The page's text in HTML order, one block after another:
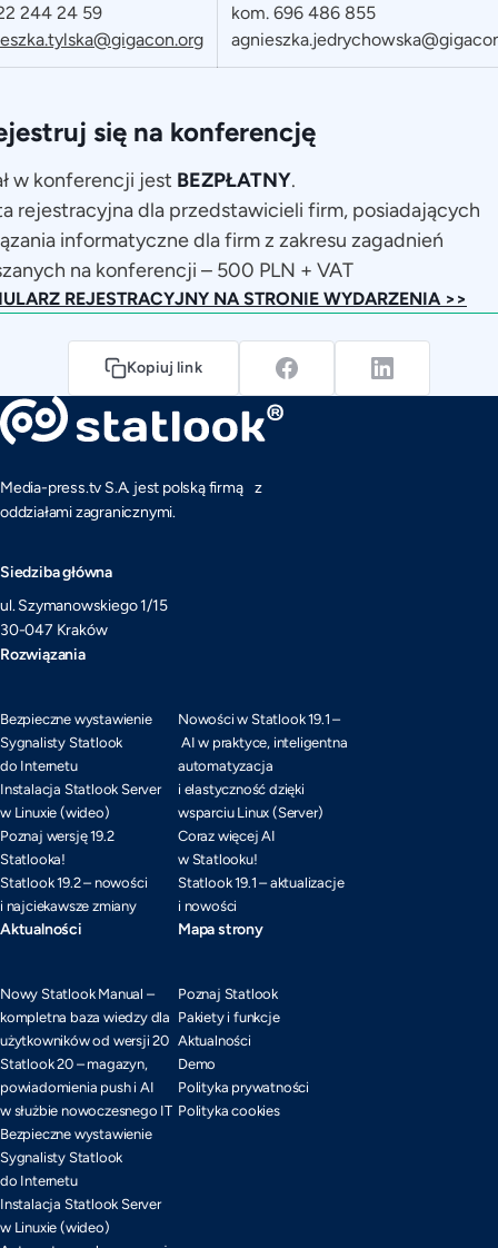
244 24 59
kom. 696 486 855
się na konferencję
w konferencji jest BEZPŁATNY.
rejestracyjna dla przedstawicieli firm, posiadających
informatyczne dla firm z zakresu zagadnień
na konferencji – 500 PLN + VAT
REJESTRACYJNY NA STRONIE WYDARZENIA >>
Kopiuj link
Media-press.tv S.A. jest polską firmą z
oddziałami zagranicznymi.
Siedziba główna
ul. Szymanowskiego 1/15
30-047 Kraków
Rozwiązania
Bezpieczne wystawienie
Sygnalisty Statlook
do Internetu
Instalacja Statlook Server
w Linuxie (wideo)
Poznaj wersję 19.2
Statlooka!
Statlook 19.2 – nowości
i najciekawsze zmiany
Nowości w Statlook 19.1 –
AI w praktyce, inteligentna
automatyzacja
i elastyczność dzięki
wsparciu Linux (Server)
Coraz więcej AI
w Statlooku!
Statlook 19.1 – aktualizacje
i nowości
Aktualności
Nowy Statlook Manual –
kompletna baza wiedzy dla
użytkowników od wersji 20
Statlook 20 – magazyn,
powiadomienia push i AI
w służbie nowoczesnego IT
Bezpieczne wystawienie
Sygnalisty Statlook
do Internetu
Instalacja Statlook Server
w Linuxie (wideo)
Mapa strony
Poznaj Statlook
Pakiety i funkcje
Aktualności
Demo
Polityka prywatności
Polityka cookies